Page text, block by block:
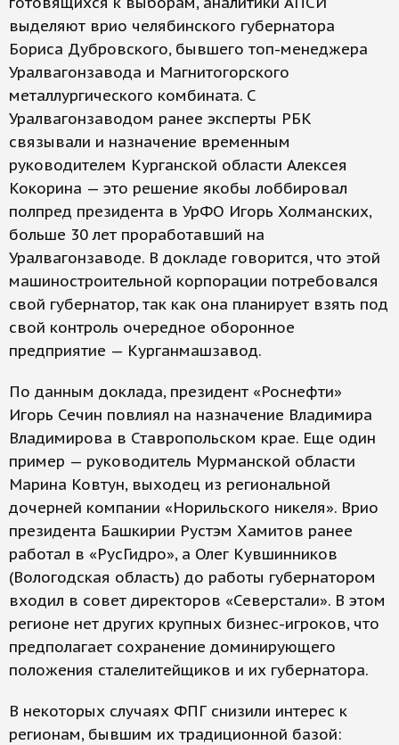
выделяют врио челябинского губернатора
Бориса Дубровского, бывшего топ-менеджера
Уралвагонзавода и Магнитогорского
металлургического комбината. С
Уралвагонзаводом ранее эксперты РБК
связывали и назначение временным
руководителем Курганской области Алексея
Кокорина — это решение якобы лоббировал
полпред президента в УрФО Игорь Холманских,
больше 30 лет проработавший на
Уралвагонзаводе. В докладе говорится, что этой
машиностроительной корпорации потребовался
свой губернатор, так как она планирует взять под
свой контроль очередное оборонное
предприятие — Курганмашзавод.
По данным доклада, президент «Роснефти»
Игорь Сечин повлиял на назначение Владимира
Владимирова в Ставропольском крае. Еще один
пример — руководитель Мурманской области
Марина Ковтун, выходец из региональной
дочерней компании «Норильского никеля». Врио
президента Башкирии Рустэм Хамитов ранее
работал в «РусГидро», а Олег Кувшинников
(Вологодская область) до работы губернатором
входил в совет директоров «Северстали». В этом
регионе нет других крупных бизнес-игроков, что
предполагает сохранение доминирующего
положения сталелитейщиков и их губернатора.
В некоторых случаях ФПГ снизили интерес к
регионам, бывшим их традиционной базой: